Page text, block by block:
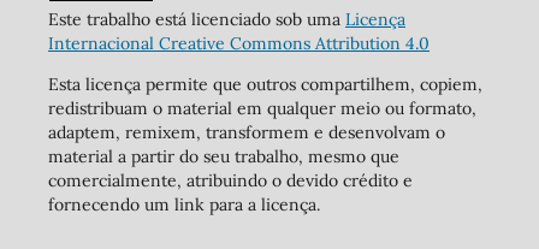
Este trabalho está licenciado sob uma Licença
Internacional Creative Commons Attribution 4.0
Esta licença permite que outros compartilhem, copiem,
redistribuam o material em qualquer meio ou formato,
adaptem, remixem, transformem e desenvolvam o
material a partir do seu trabalho, mesmo que
comercialmente, atribuindo o devido crédito e
fornecendo um link para a licença.